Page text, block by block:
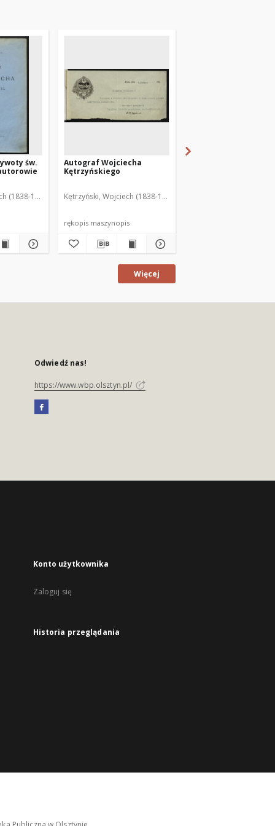
św.
(1838-1918)
Autograf Wojciecha
Kętrzyńskiego
Kętrzyński, Wojciech (1838-1918)
rękopis maszynopis
Więcej
Odwiedź nas!
https://www.wbp.olsztyn.pl/
Konto użytkownika
Zaloguj się
Historia przeglądania